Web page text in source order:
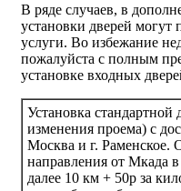
В ряде случаев, в
установки дверей могут
услуги. Во избежание
пожалуйста с полным
установке входных
Установка стандартной
изменения проема) с
Москва и г. Раменское.
направления от Мкада в
далее 10 км + 50р за